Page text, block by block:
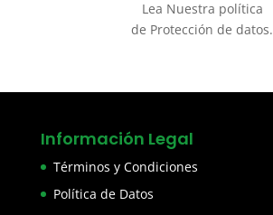
Lea Nuestra política
de Protección de datos.
Información Legal
Términos y Condiciones
Política de Datos